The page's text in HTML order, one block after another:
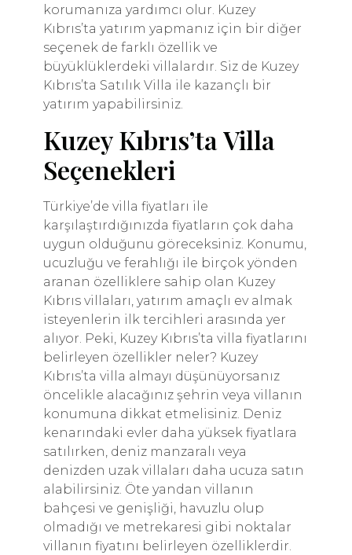
korumanıza yardımcı olur. Kuzey
Kıbrıs’ta yatırım yapmanız için bir diğer
seçenek de farklı özellik ve
büyüklüklerdeki villalardır. Siz de Kuzey
Kıbrıs’ta Satılık Villa ile kazançlı bir
yatırım yapabilirsiniz.
Kuzey Kıbrıs’ta Villa
Seçenekleri
Türkiye’de villa fiyatları ile
karşılaştırdığınızda fiyatların çok daha
uygun olduğunu göreceksiniz. Konumu,
ucuzluğu ve ferahlığı ile birçok yönden
aranan özelliklere sahip olan Kuzey
Kıbrıs villaları, yatırım amaçlı ev almak
isteyenlerin ilk tercihleri ​​arasında yer
alıyor. Peki, Kuzey Kıbrıs’ta villa fiyatlarını
belirleyen özellikler neler? Kuzey
Kıbrıs’ta villa almayı düşünüyorsanız
öncelikle alacağınız şehrin veya villanın
konumuna dikkat etmelisiniz. Deniz
kenarındaki evler daha yüksek fiyatlara
satılırken, deniz manzaralı veya
denizden uzak villaları daha ucuza satın
alabilirsiniz. Öte yandan villanın
bahçesi ve genişliği, havuzlu olup
olmadığı ve metrekaresi gibi noktalar
villanın fiyatını belirleyen özelliklerdir.